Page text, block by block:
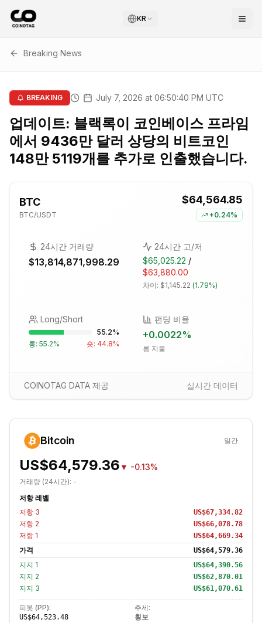
KR
Breaking News
BREAKING July 7, 2026 at 06:50:40 PM UTC
업데이트: 블랙록이 코인베이스 프라임
에서 9436만 달러 상당의 비트코인
148만 5119개를 추가로 인출했습니다.
BTC
BTC/USDT
$64,564.85
+0.24%
24시간 거래량
$13,814,871,998.29
24시간 고/저
$65,025.22 /
$63,880.00
차이: $1,145.22 (1.79%)
Long/Short
55.2%
롱: 55.2% 숏: 44.8%
펀딩 비율
+0.0022%
롱 지불
COINOTAG DATA 제공 실시간 데이터
Bitcoin 일간
US$64,579.36 ▼ -0.13%
거래량 (24시간): -
저항 레벨
저항 3 US$67,334.82
저항 2 US$66,078.78
저항 1 US$64,669.34
가격 US$64,579.36
지지 1 US$64,390.56
지지 2 US$62,870.01
지지 3 US$61,070.61
피봇 (PP):
US$64,523.48
추세:
횡보